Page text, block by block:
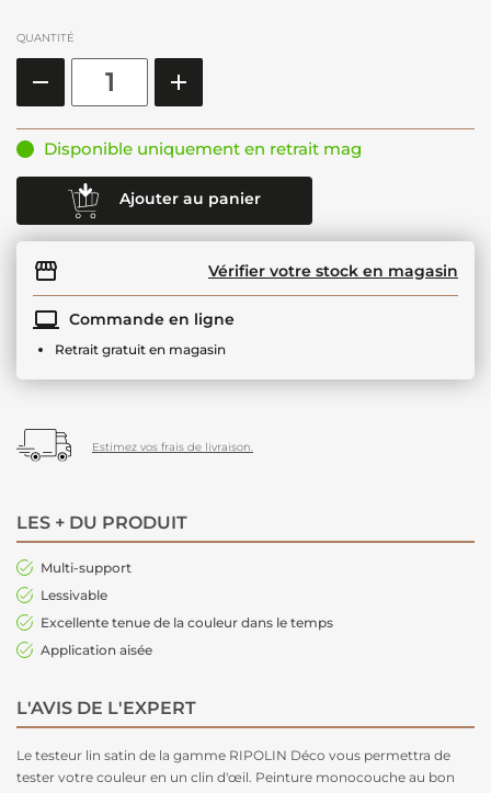
QUANTITÉ
Disponible uniquement en retrait mag
Ajouter au panier
Vérifier votre stock en magasin
Commande en ligne
Retrait gratuit en magasin
Estimez vos frais de livraison.
LES + DU PRODUIT
Multi-support
Lessivable
Excellente tenue de la couleur dans le temps
Application aisée
L'AVIS DE L'EXPERT
Le testeur lin satin de la gamme RIPOLIN Déco vous permettra de
tester votre couleur en un clin d'œil. Peinture monocouche au bon